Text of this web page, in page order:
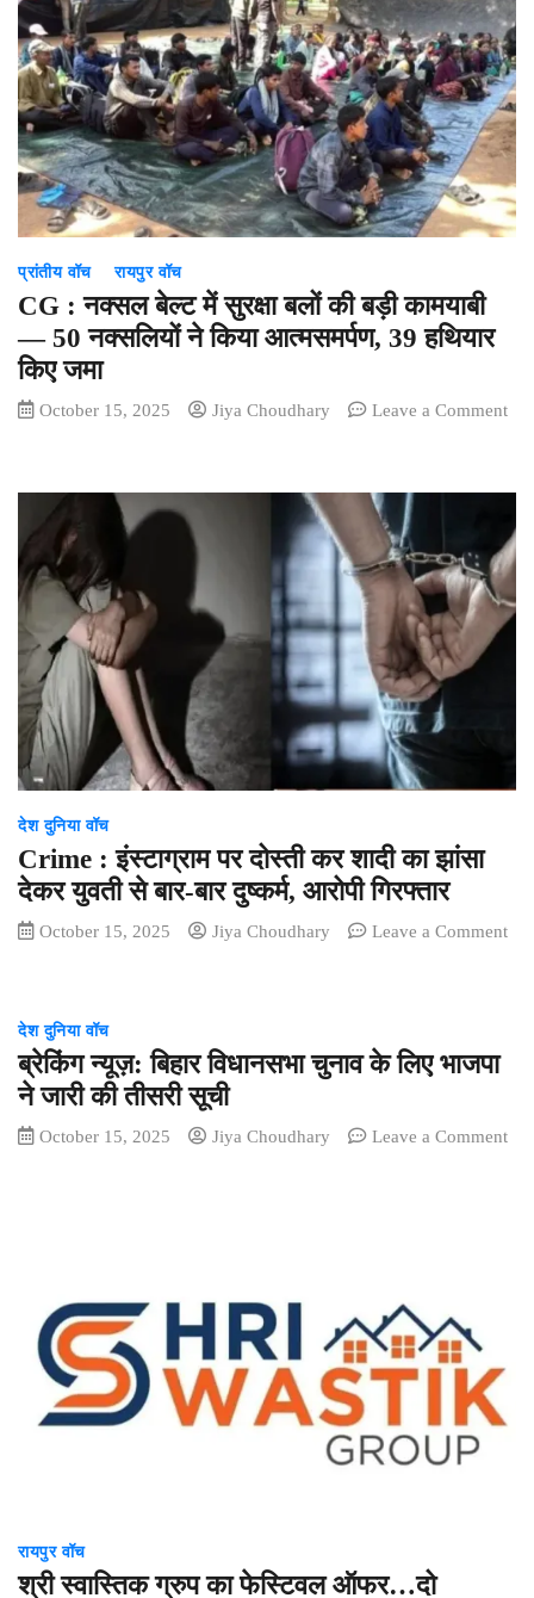
के
दौरान
आपसी
विवाद
में
दो
युवकों
की
प्रांतीय वॉच रायपुर वॉच
CG : नक्सल बेल्ट में सुरक्षा बलों की बड़ी कामयाबी
— 50 नक्सलियों ने किया आत्मसमर्पण, 39 हथियार
किए जमा
October 15, 2025 Jiya Choudhary
Leave a Comment
नक्सल
बेल्ट
में
सुरक्षा
बलों
की
बड़ी
कामयाबी
—
50
नक्सलियों
किया
आत्मसमर्पण,
39
हथियार
किए
देश दुनिया वॉच
Crime : इंस्टाग्राम पर दोस्ती कर शादी का झांसा
देकर युवती से बार-बार दुष्कर्म, आरोपी गिरफ्तार
October 15, 2025 Jiya Choudhary
Leave a Comment
इंस्टाग्राम
पर
दोस्ती
शादी
दुष्कर्म,
आरोपी
गिरफ्तार
देश दुनिया वॉच
ब्रेकिंग न्यूज़: बिहार विधानसभा चुनाव के लिए भाजपा
ने जारी की तीसरी सूची
October 15, 2025 Jiya Choudhary
Leave a Comment
लिए
भाजपा
जारी
रायपुर वॉच
श्री स्वास्तिक ग्रुप का फेस्टिवल ऑफर…दो